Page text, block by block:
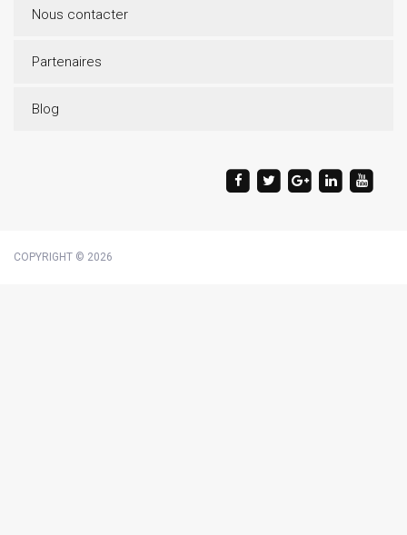
Nous contacter
Partenaires
Blog
COPYRIGHT © 2026